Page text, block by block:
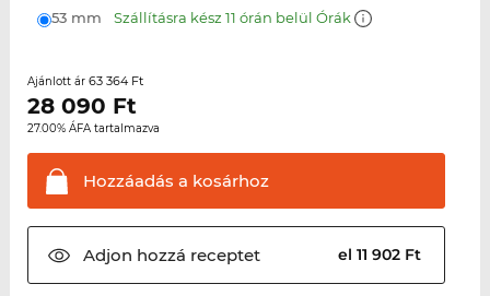
53 mm Szállításra kész 11 órán belül Órák
Ajánlott ár 63 364 Ft
28 090 Ft
27.00% ÁFA tartalmazva
Hozzáadás a kosárhoz
Adjon hozzá receptet el 11 902 Ft